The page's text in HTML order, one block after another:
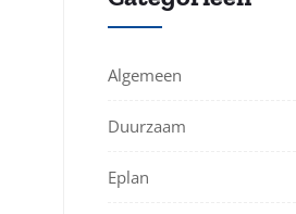
Algemeen
Duurzaam
Eplan